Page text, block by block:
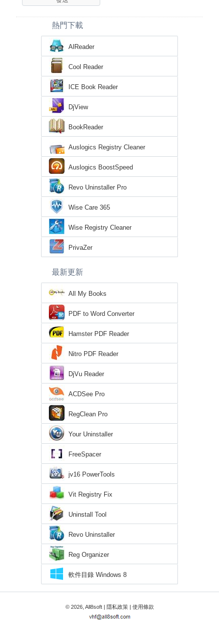
熱門下載
AlReader
Cool Reader
ICE Book Reader
DjView
BookReader
Auslogics Registry Cleaner
Auslogics BoostSpeed
Revo Uninstaller Pro
Wise Care 365
Wise Registry Cleaner
PrivaZer
最新更新
All My Books
PDF to Word Converter
Hamster PDF Reader
Nitro PDF Reader
DjVu Reader
ACDSee Pro
RegClean Pro
Your Uninstaller
FreeSpacer
jv16 PowerTools
Vit Registry Fix
Uninstall Tool
Revo Uninstaller
Reg Organizer
軟件目錄 Windows 8
© 2026, All8soft | 隱私政策| 使用條款